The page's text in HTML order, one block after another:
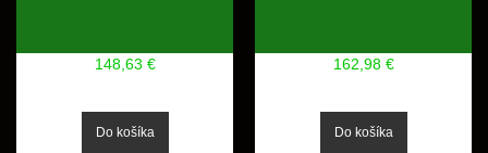
148,63 € 162,98 €